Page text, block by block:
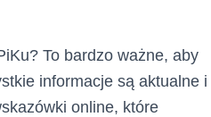
To bardzo ważne, aby
informacje są aktualne i
online, które